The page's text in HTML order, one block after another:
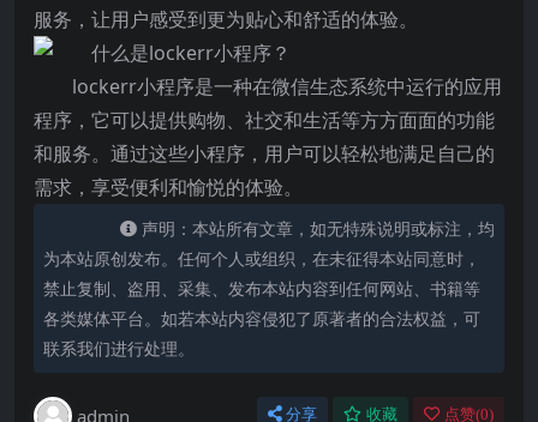
服务，让用户感受到更为贴心和舒适的体验。
lockerr小程序是一种在微信生态系统中运行的应用
程序，它可以提供购物、社交和生活等方方面面的功能
和服务。通过这些小程序，用户可以轻松地满足自己的
需求，享受便利和愉悦的体验。
声明：本站所有文章，如无特殊说明或标注，均
为本站原创发布。任何个人或组织，在未征得本站同意时，
禁止复制、盗用、采集、发布本站内容到任何网站、书籍等
各类媒体平台。如若本站内容侵犯了原著者的合法权益，可
联系我们进行处理。
admin 分享 收藏 点赞(0)